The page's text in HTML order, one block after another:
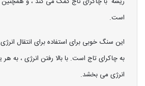
است.
این سنگ خوبی برای استفاده برای انتقال
به چاکرای تاج است. با بالا رفتن انرژی ، به
انرژی می بخشد.